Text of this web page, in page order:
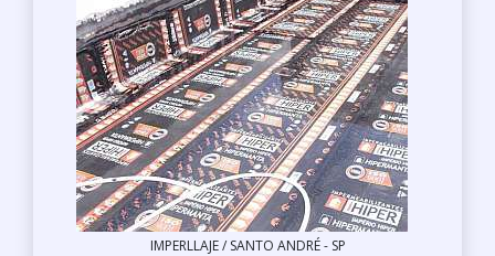
IMPERLLAJE / SANTO ANDRÉ - SP